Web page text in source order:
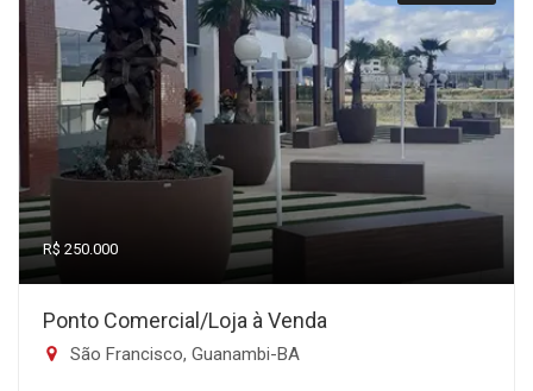
R$ 250.000
Ponto Comercial/Loja à Venda
São Francisco, Guanambi-BA